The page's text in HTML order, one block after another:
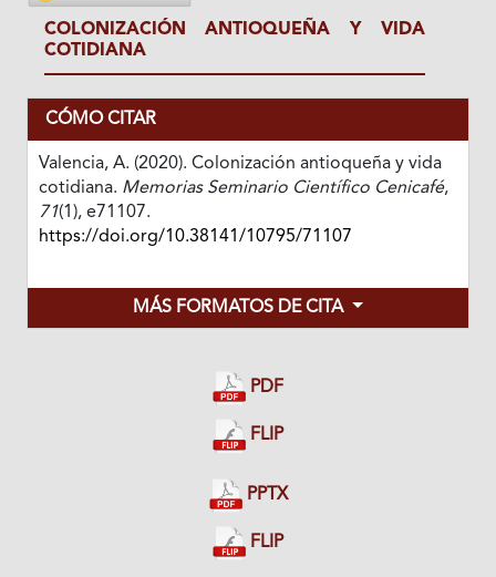
COLONIZACIÓN ANTIOQUEÑA Y VIDA
COTIDIANA
CÓMO CITAR
Valencia, A. (2020). Colonización antioqueña y vida
cotidiana. Memorias Seminario Científico Cenicafé,
71(1), e71107.
https://doi.org/10.38141/10795/71107
MÁS FORMATOS DE CITA
PDF
FLIP
PPTX
FLIP